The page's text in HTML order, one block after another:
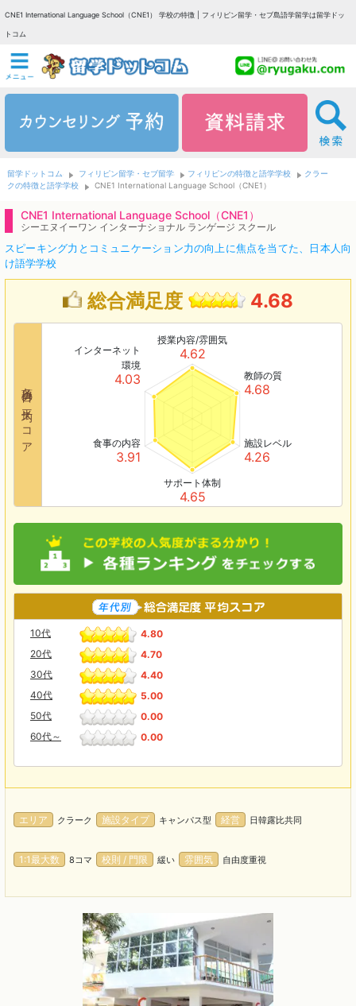
CNE1 International Language School（CNE1） 学校の特徴 | フィリピン留学・セブ島語学留学は留学ドッ
トコム
留学ドットコム フィリピン留学・セブ留学 フィリピンの特徴と語学学校
クラー
クの特徴と語学学校
CNE1 International Language School（CNE1）
CNE1 International Language School（CNE1）
シーエヌイーワン インターナショナル ランゲージ スクール
スピーキング力とコミュニケーション力の向上に焦点を当てた、日本人向
け語学学校
総合満足度 4.68
各項目の平均スコア
授業内容/雰囲気
4.62
教師の質
4.68
施設レベル
4.26
サポート体制
4.65
食事の内容
3.91
インターネット
環境
4.03
10代
4.80
20代
4.70
30代
4.40
40代
5.00
50代
0.00
60代～
0.00
エリア クラーク 施設タイプ キャンパス型 経営 日韓露比共同
1:1最大数 8コマ 校則 / 門限 緩い 雰囲気 自由度重視